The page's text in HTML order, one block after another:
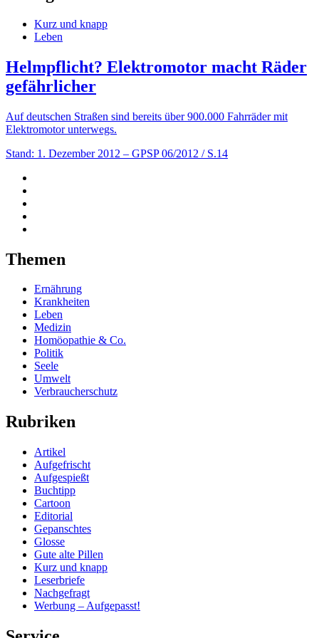
Kurz und knapp
Leben
Helmpflicht? Elektromotor macht Räder
gefährlicher
Auf deutschen Straßen sind bereits über 900.000 Fahrräder mit
Elektromotor unterwegs.
Stand: 1. Dezember 2012 – GPSP 06/2012 / S.14
Themen
Ernährung
Krankheiten
Leben
Medizin
Homöopathie & Co.
Politik
Seele
Umwelt
Verbraucherschutz
Rubriken
Artikel
Aufgefrischt
Aufgespießt
Buchtipp
Cartoon
Editorial
Gepanschtes
Glosse
Gute alte Pillen
Kurz und knapp
Leserbriefe
Nachgefragt
Werbung – Aufgepasst!